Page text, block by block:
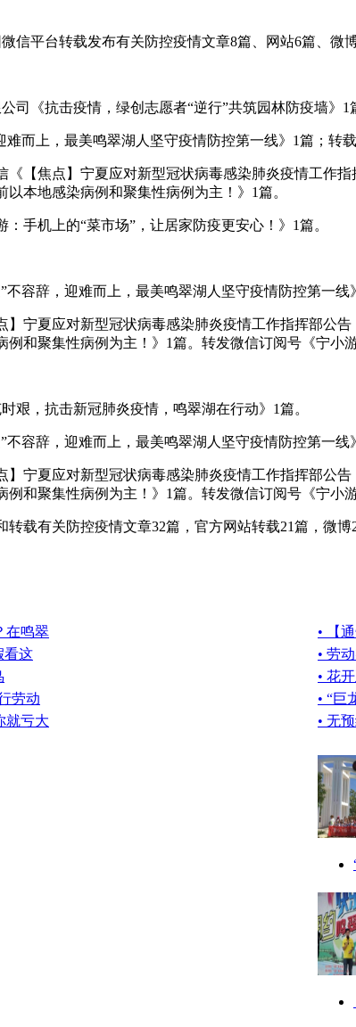
信平台转载发布有关防控疫情文章8篇、网站6篇、微
司《抗击疫情，绿创志愿者“逆行”共筑园林防疫墙》
难而上，最美鸣翠湖人坚守疫情防控第一线》1篇；转
《【焦点】宁夏应对新型冠状病毒感染肺炎疫情工作
本地感染病例和聚集性病例为主！》1篇。
手机上的“菜市场”，让居家防疫更安心！》1篇。
不容辞，迎难而上，最美鸣翠湖人坚守疫情防控第一
】宁夏应对新型冠状病毒感染肺炎疫情工作指挥部公
和聚集性病例为主！》1篇。转发微信订阅号《宁小
艰，抗击新冠肺炎疫情，鸣翠湖在行动》1篇。
不容辞，迎难而上，最美鸣翠湖人坚守疫情防控第一
】宁夏应对新型冠状病毒感染肺炎疫情工作指挥部公
和聚集性病例为主！》1篇。转发微信订阅号《宁小
载有关防控疫情文章32篇，官方网站转载21篇，微博
在鸣翠
• 【
看这
• 劳
• 花
劳动
• “巨
就亏大
• 无